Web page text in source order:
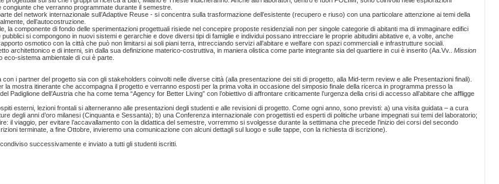
che verranno programmate durante il semestre.
del network internazionale sull’Adaptive Reuse - si concentra sulla trasformazione dell’esistente (recupero e riuso) con una particolare attenzione ai temi della
dell’autocostruzione.
la componente di fondo delle sperimentazioni progettuali risiede nel concepire proposte residenziali non per singole categorie di abitanti ma di immaginare edifici
si compongono in nuovi sistemi e gerarchie e dove diversi tipi di famiglie e individui possano intrecciare le proprie abitudini abitative e, a volte, anche
osmotico con la città che può non limitarsi ai soli piani terra, intrecciando servizi all’abitare e welfare con spazi commerciali e infrastrutture sociali.
architettonico e di interni, sin dalla sua definizione materico-costruttiva, in maniera olistica come parte integrante sia del quartiere in cui è inserito (Aa.Vv.. Mission
eco-sistema ambientale di cui è parte.
i partner del progetto sia con gli stakeholders coinvolti nelle diverse città (alla presentazione dei siti di progetto, alla Mid-term review e alle Presentazioni finali).
la mostra itinerante che accompagna il progetto e verranno esposti per la prima volta in occasione del simposio finale della ricerca in programma presso la
Padiglione dell’Austria che ha come tema “Agency for Better Living” con l’obiettivo di affrontare criticamente l’urgenza della crisi di accesso all’abitare che affligge
esterni, lezioni frontali si alterneranno alle presentazioni degli studenti e alle revisioni di progetto. Come ogni anno, sono previsti: a) una visita guidata – a cura
degli anni d’oro milanesi (Cinquanta e Sessanta); b) una Conferenza internazionale con progettisti ed esperti di politiche urbane impegnati sui temi del laboratorio;
il viaggio, per evitare l’accavallamento con la didattica del semestre, vorremmo si svolgesse durante la settimana che precede l’inizio dei corsi del secondo
terminate, a fine Ottobre, invieremo una comunicazione con alcuni dettagli sul luogo e sulle tappe, con la richiesta di iscrizione).
successivamente e inviato a tutti gli studenti iscritti.